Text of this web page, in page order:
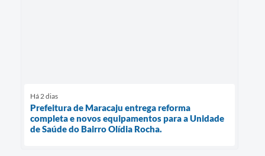
Há 2 dias
Prefeitura de Maracaju entrega reforma
completa e novos equipamentos para a Unidade
de Saúde do Bairro Olídia Rocha.